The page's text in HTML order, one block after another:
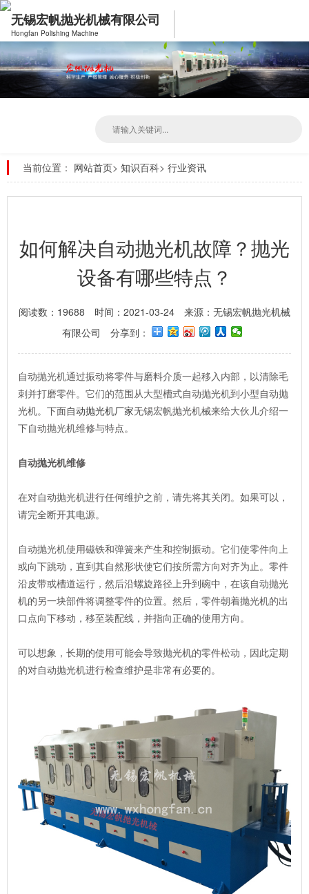
无锡宏帆抛光机械有限公司
Hongfan Polishing Machine
当前位置： 网站首页> 知识百科> 行业资讯
如何解决自动抛光机故障？抛光
设备有哪些特点？
阅读数：19688 时间：2021-03-24
来源：无锡宏帆抛光机械
有限公司
分享到：
自动抛光机通过振动将零件与磨料介质一起移入内部，以清除毛
刺并打磨零件。它们的范围从大型槽式自动抛光机到小型自动抛
光机。下面自动抛光机厂家无锡宏帆抛光机械来给大伙儿介绍一
下自动抛光机维修与特点。
自动抛光机维修
在对自动抛光机进行任何维护之前，请先将其关闭。如果可以，
请完全断开其电源。
自动抛光机使用磁铁和弹簧来产生和控制振动。它们使零件向上
或向下跳动，直到其自然形状使它们按所需方向对齐为止。零件
沿皮带或槽道运行，然后沿螺旋路径上升到碗中，在该自动抛光
机的另一块部件将调整零件的位置。然后，零件朝着抛光机的出
口点向下移动，移至装配线，并指向正确的使用方向。
可以想象，长期的使用可能会导致抛光机的零件松动，因此定期
的对自动抛光机进行检查维护是非常有必要的。